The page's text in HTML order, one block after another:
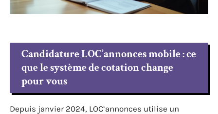
Candidature LOC’annonces mobile : ce
que le système de cotation change
pour vous
Depuis janvier 2024, LOC’annonces utilise un